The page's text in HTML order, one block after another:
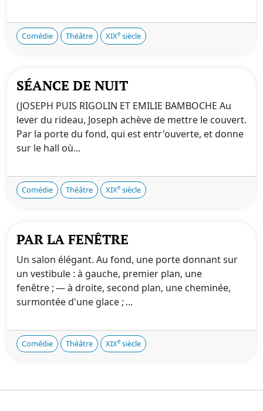
Comédie Théâtre XIXe siècle
SÉANCE DE NUIT
(JOSEPH PUIS RIGOLIN ET EMILIE BAMBOCHE Au
lever du rideau, Joseph achève de mettre le couvert.
Par la porte du fond, qui est entr'ouverte, et donne
sur le hall où...
Comédie Théâtre XIXe siècle
PAR LA FENÊTRE
Un salon élégant. Au fond, une porte donnant sur
un vestibule : à gauche, premier plan, une
fenêtre ; — à droite, second plan, une cheminée,
surmontée d'une glace ; ...
Comédie Théâtre XIXe siècle